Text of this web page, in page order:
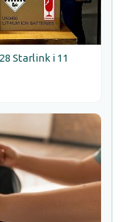
Starlink і 11